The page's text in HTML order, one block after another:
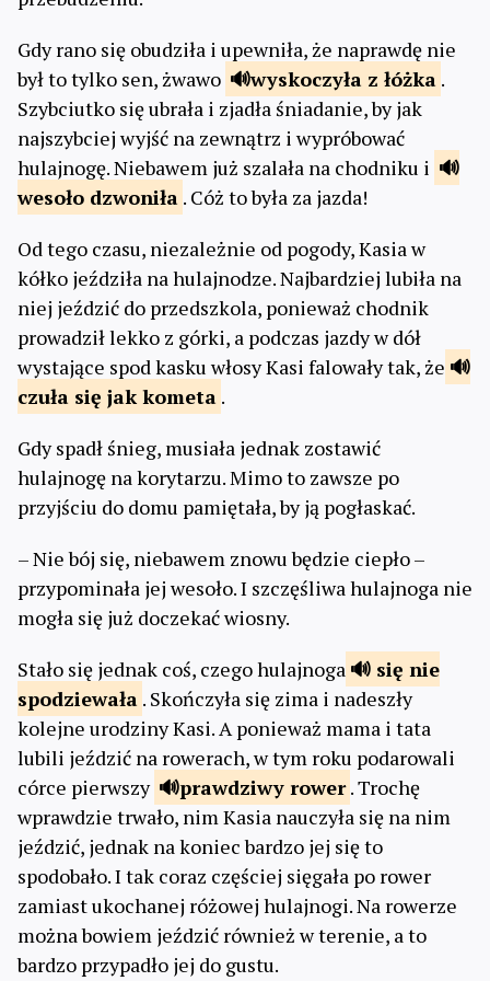
Gdy rano się obudziła i upewniła, że naprawdę nie
był to tylko sen, żwawo
wyskoczyła z łóżka .
Szybciutko się ubrała i zjadła śniadanie, by jak
najszybciej wyjść na zewnątrz i wypróbować
hulajnogę. Niebawem już szalała na chodniku i
wesoło dzwoniła . Cóż to była za jazda!
Od tego czasu, niezależnie od pogody, Kasia w
kółko jeździła na hulajnodze. Najbardziej lubiła na
niej jeździć do przedszkola, ponieważ chodnik
prowadził lekko z górki, a podczas jazdy w dół
wystające spod kasku włosy Kasi falowały tak, że
czuła się jak kometa .
Gdy spadł śnieg, musiała jednak zostawić
hulajnogę na korytarzu. Mimo to zawsze po
przyjściu do domu pamiętała, by ją pogłaskać.
– Nie bój się, niebawem znowu będzie ciepło –
przypominała jej wesoło. I szczęśliwa hulajnoga nie
mogła się już doczekać wiosny.
Stało się jednak coś, czego hulajnoga
się nie
spodziewała . Skończyła się zima i nadeszły
kolejne urodziny Kasi. A ponieważ mama i tata
lubili jeździć na rowerach, w tym roku podarowali
córce pierwszy
prawdziwy rower . Trochę
wprawdzie trwało, nim Kasia nauczyła się na nim
jeździć, jednak na koniec bardzo jej się to
spodobało. I tak coraz częściej sięgała po rower
zamiast ukochanej różowej hulajnogi. Na rowerze
można bowiem jeździć również w terenie, a to
bardzo przypadło jej do gustu.